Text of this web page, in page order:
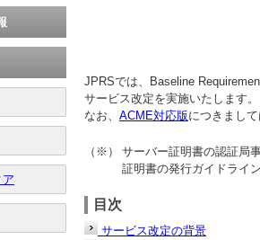
JPRSでは、Baseline
サービス改定を実施いたします。
なお、 ACME対応版につきまし
（※）
サーバー証明書の認証局
証明書の発行ガイドライ
目次
サービス改定の背景
ア